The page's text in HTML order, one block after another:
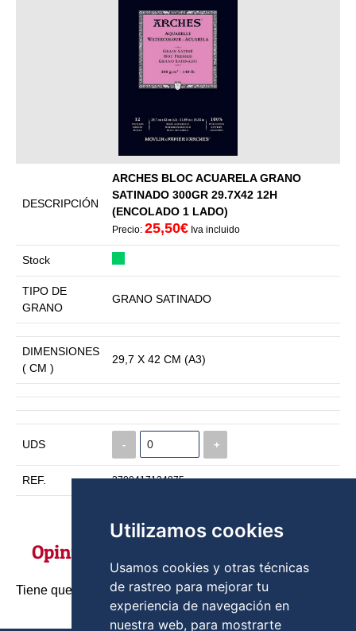
Utilizamos cookies
Usamos cookies y otras técnicas
de rastreo para mejorar tu
experiencia de navegación en
nuestra web, para mostrarte
DESCRIPCIÓN
ARCHES BLOC ACUARELA GRANO
SATINADO 300GR 29.7X42 12H
(ENCOLADO 1 LADO)
Precio: 25,50€ Iva incluido
Stock
TIPO DE
GRANO
GRANO SATINADO
DIMENSIONES
( CM )
29,7 X 42 CM (A3)
UDS - +
REF. 3700417134875
COMPRAR
Opiniones
Tiene que ser usuario registrado para poder opinar